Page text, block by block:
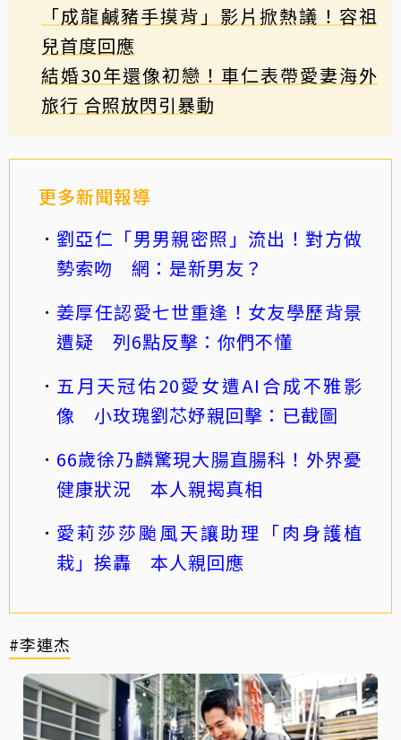
「成龍鹹豬手摸背」影片掀熱議！容祖
兒首度回應
結婚30年還像初戀！車仁表帶愛妻海外
旅行 合照放閃引暴動
更多新聞報導
劉亞仁「男男親密照」流出！對方做
勢索吻 網：是新男友？
姜厚任認愛七世重逢！女友學歷背景
遭疑 列6點反擊：你們不懂
五月天冠佑20愛女遭AI合成不雅影
像 小玫瑰劉芯妤親回擊：已截圖
66歲徐乃麟驚現大腸直腸科！外界憂
健康狀況 本人親揭真相
愛莉莎莎颱風天讓助理「肉身護植
栽」挨轟 本人親回應
#李連杰